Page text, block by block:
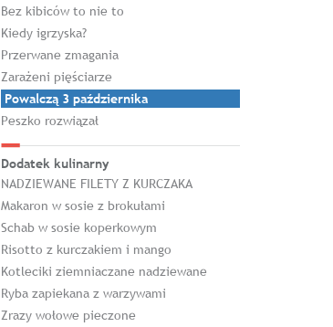
Bez kibiców to nie to
Kiedy igrzyska?
Przerwane zmagania
Zarażeni pięściarze
Powalczą 3 października
Peszko rozwiązał
Dodatek kulinarny
NADZIEWANE FILETY Z KURCZAKA
Makaron w sosie z brokułami
Schab w sosie koperkowym
Risotto z kurczakiem i mango
Kotleciki ziemniaczane nadziewane
Ryba zapiekana z warzywami
Zrazy wołowe pieczone